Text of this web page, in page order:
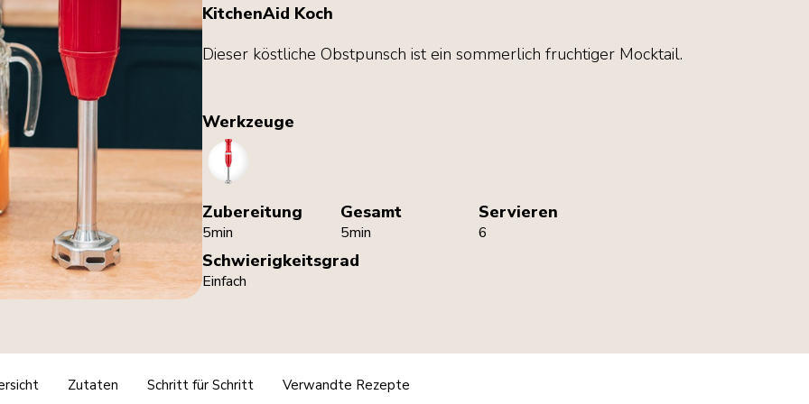
KitchenAid Koch
Dieser köstliche Obstpunsch ist ein sommerlich fruchtiger Mocktail.
Werkzeuge
HandBlender
Zubereitung
5min
Gesamt
5min
Servieren
6
Schwierigkeitsgrad
Einfach
Zutaten Schritt für Schritt Verwandte Rezepte